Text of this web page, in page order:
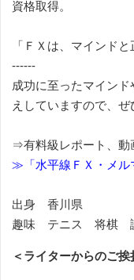
資格取得。
「ＦＸは、マインド
------
成功に至ったマイン
えしていますので、ぜ
⇒有料級レポート、動
≫「水平線ＦＸ・メ
出身 香川県
趣味 テニス 将棋 読
＜ライターからのご挨